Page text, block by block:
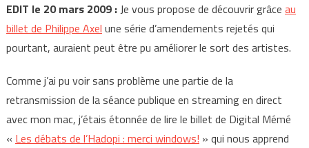
EDIT le 20 mars 2009 :Je vous propose de découvrir grâce au
billet de Philippe Axel une série d’amendements rejetés qui
pourtant, auraient peut être pu améliorer le sort des artistes.
Comme j’ai pu voir sans problème une partie de la
retransmission de la séance publique en streaming en direct
avec mon mac, j’étais étonnée de lire le billet de Digital Mémé
« Les débats de l’Hadopi : merci windows! » qui nous apprend